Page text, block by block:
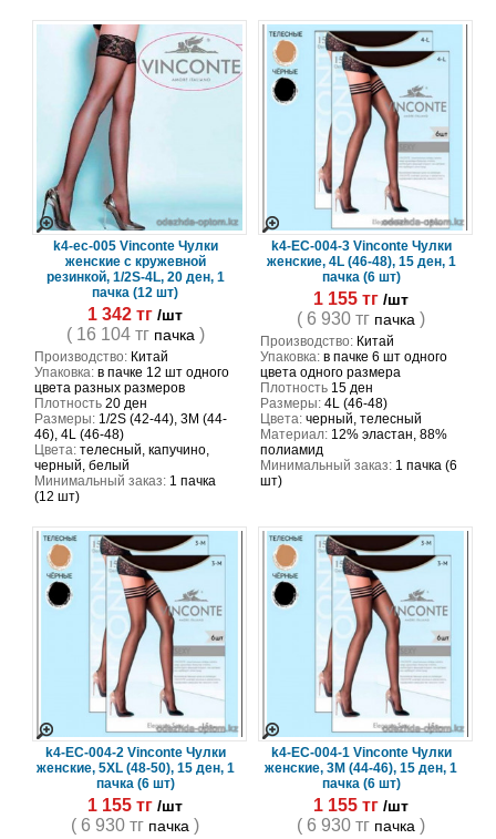
k4-ec-005 Vinconte Чулки
женские с кружевной
резинкой, 1/2S-4L, 20 ден, 1
пачка (12 шт)
1 342 тг /шт
( 16 104 тг пачка )
Производство:Китай
Упаковка:в пачке 12 шт одного
цвета разных размеров
Плотность20 ден
Размеры:1/2S (42-44), 3M (44-
46), 4L (46-48)
Цвета:телесный, капучино,
черный, белый
Минимальный заказ:1 пачка
(12 шт)
k4-EC-004-3 Vinconte Чулки
женские, 4L (46-48), 15 ден, 1
пачка (6 шт)
1 155 тг /шт
( 6 930 тг пачка )
Производство:Китай
Упаковка:в пачке 6 шт одного
цвета одного размера
Плотность15 ден
Размеры:4L (46-48)
Цвета:черный, телесный
Материал:12% эластан, 88%
полиамид
Минимальный заказ:1 пачка (6
шт)
k4-EC-004-2 Vinconte Чулки
женские, 5XL (48-50), 15 ден, 1
пачка (6 шт)
1 155 тг /шт
( 6 930 тг пачка )
k4-EC-004-1 Vinconte Чулки
женские, 3M (44-46), 15 ден, 1
пачка (6 шт)
1 155 тг /шт
( 6 930 тг пачка )